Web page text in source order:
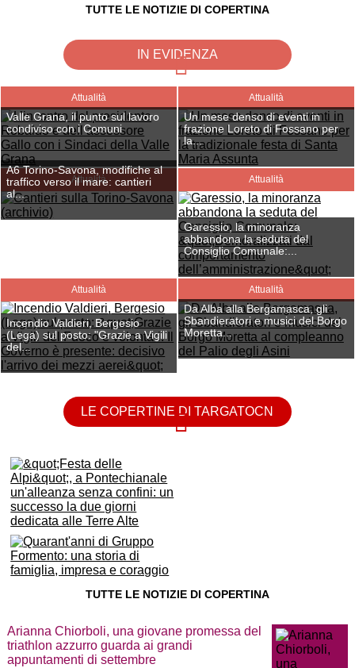
TUTTE LE NOTIZIE DI COPERTINA
IN EVIDENZA
Attualità
Valle Grana, il punto sul lavoro
condiviso con i Comuni
Attualità
Un mese denso di eventi in
frazione Loreto di Fossano per
la...
Attualità
A6 Torino-Savona, modifiche al
traffico verso il mare: cantieri
al...
Attualità
Garessio, la minoranza
abbandona la seduta del
Consiglio Comunale:...
Attualità
Incendio Valdieri, Bergesio
(Lega) sul posto: "Grazie a Vigili
del...
Attualità
Da Alba alla Bergamasca, gli
Sbandieratori e musici del Borgo
Moretta...
LE COPERTINE DI TARGATOCN
TUTTE LE NOTIZIE DI COPERTINA
Arianna Chiorboli, una giovane promessa del
triathlon azzurro guarda ai grandi
appuntamenti di settembre